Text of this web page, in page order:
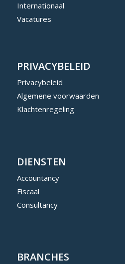
Internationaal
Vacatures
PRIVACYBELEID
Privacybeleid
Algemene voorwaarden
Klachtenregeling
DIENSTEN
Accountancy
Fiscaal
Consultancy
BRANCHES